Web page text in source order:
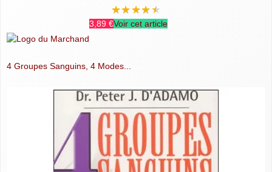
★★★★★
3,89 €Voir cet article
4 Groupes Sanguins, 4 Modes...